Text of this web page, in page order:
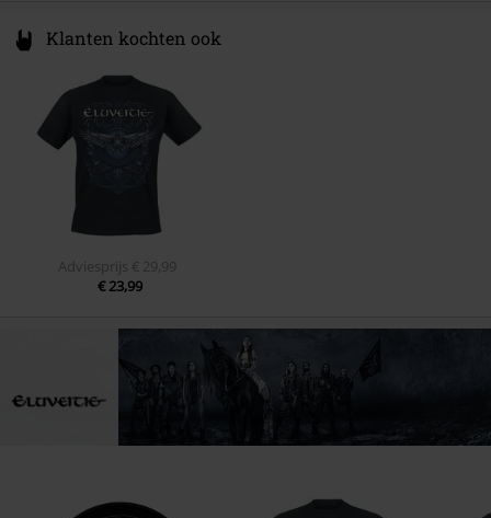
Klanten kochten ook
Adviesprijs
€ 29,99
€ 23,99